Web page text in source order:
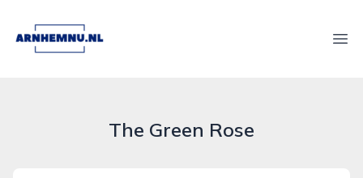
arnhemnu.nl
The Green Rose